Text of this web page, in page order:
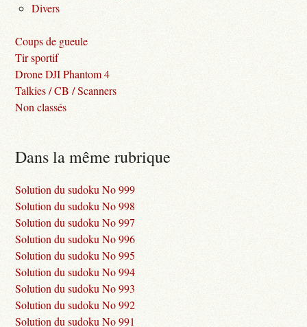
Divers
Coups de gueule
Tir sportif
Drone DJI Phantom 4
Talkies / CB / Scanners
Non classés
Dans la même rubrique
Solution du sudoku No 999
Solution du sudoku No 998
Solution du sudoku No 997
Solution du sudoku No 996
Solution du sudoku No 995
Solution du sudoku No 994
Solution du sudoku No 993
Solution du sudoku No 992
Solution du sudoku No 991